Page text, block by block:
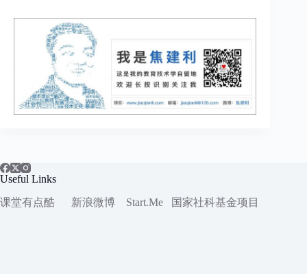
Useful Links
课堂有点酷
新浪微博 Start.Me 国家社科基金项目